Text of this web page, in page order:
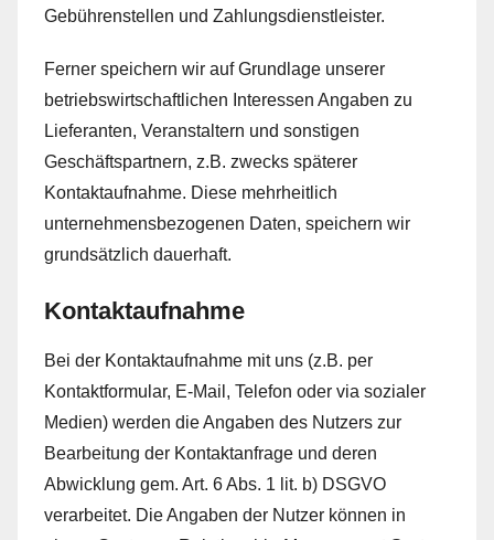
Gebührenstellen und Zahlungsdienstleister.
Ferner speichern wir auf Grundlage unserer
betriebswirtschaftlichen Interessen Angaben zu
Lieferanten, Veranstaltern und sonstigen
Geschäftspartnern, z.B. zwecks späterer
Kontaktaufnahme. Diese mehrheitlich
unternehmensbezogenen Daten, speichern wir
grundsätzlich dauerhaft.
Kontaktaufnahme
Bei der Kontaktaufnahme mit uns (z.B. per
Kontaktformular, E-Mail, Telefon oder via sozialer
Medien) werden die Angaben des Nutzers zur
Bearbeitung der Kontaktanfrage und deren
Abwicklung gem. Art. 6 Abs. 1 lit. b) DSGVO
verarbeitet. Die Angaben der Nutzer können in